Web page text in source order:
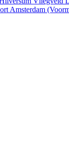
Amsterdam